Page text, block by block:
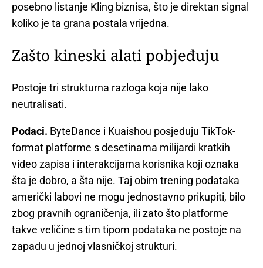
posebno listanje Kling biznisa, što je direktan signal
koliko je ta grana postala vrijedna.
Zašto kineski alati pobjeđuju
Postoje tri strukturna razloga koja nije lako
neutralisati.
Podaci. ByteDance i Kuaishou posjeduju TikTok-
format platforme s desetinama milijardi kratkih
video zapisa i interakcijama korisnika koji oznaka
šta je dobro, a šta nije. Taj obim trening podataka
američki labovi ne mogu jednostavno prikupiti, bilo
zbog pravnih ograničenja, ili zato što platforme
takve veličine s tim tipom podataka ne postoje na
zapadu u jednoj vlasničkoj strukturi.